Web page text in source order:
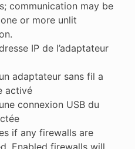
communication may be
or more unlit
IP de l’adaptateur
adaptateur sans fil a
activé
connexion USB du
if any firewalls are